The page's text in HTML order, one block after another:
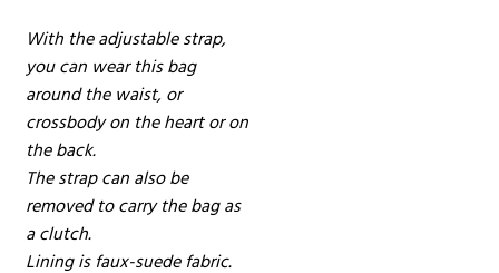
With the adjustable strap,
you can wear this bag
around the waist, or
crossbody on the heart or on
the back.
The strap can also be
removed to carry the bag as
a clutch.
Lining is faux-suede fabric.